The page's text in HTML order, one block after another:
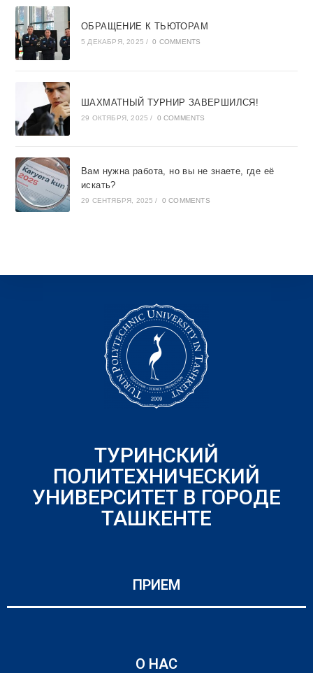
ОБРАЩЕНИЕ К ТЬЮТОРАМ
5 ДЕКАБРЯ, 2025 / 0 COMMENTS
ШАХМАТНЫЙ ТУРНИР ЗАВЕРШИЛСЯ!
29 ОКТЯБРЯ, 2025 / 0 COMMENTS
Вам нужна работа, но вы не знаете, где её
искать?
29 СЕНТЯБРЯ, 2025 / 0 COMMENTS
ТУРИНСКИЙ
ПОЛИТЕХНИЧЕСКИЙ
УНИВЕРСИТЕТ В ГОРОДЕ
ТАШКЕНТЕ
ПРИЕМ
О НАС